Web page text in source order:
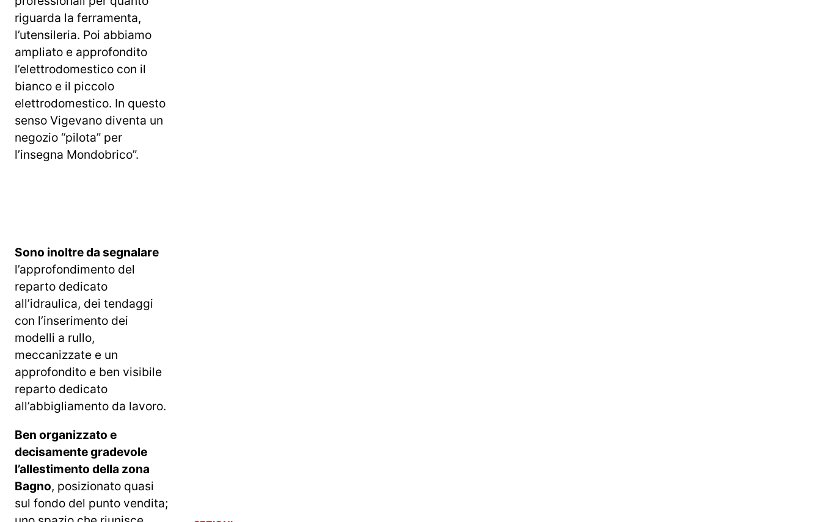
riguarda la ferramenta,
l’utensileria. Poi abbiamo
ampliato e approfondito
l’elettrodomestico con il
bianco e il piccolo
elettrodomestico. In questo
senso Vigevano diventa un
negozio “pilota” per
l’insegna Mondobrico”.
Sono inoltre da segnalare
l’approfondimento del
reparto dedicato
all’idraulica, dei tendaggi
con l’inserimento dei
modelli a rullo,
meccanizzate e un
approfondito e ben visibile
reparto dedicato
all’abbigliamento da lavoro.
Ben organizzato e
decisamente gradevole
l’allestimento della zona
Bagno, posizionato quasi
sul fondo del punto vendita;